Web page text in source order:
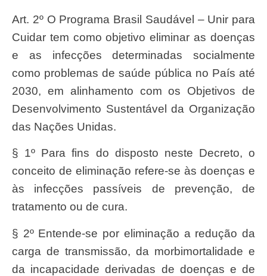
Art. 2º O Programa Brasil Saudável – Unir para
Cuidar tem como objetivo eliminar as doenças
e as infecções determinadas socialmente
como problemas de saúde pública no País até
2030, em alinhamento com os Objetivos de
Desenvolvimento Sustentável da Organização
das Nações Unidas.
§ 1º Para fins do disposto neste Decreto, o
conceito de eliminação refere-se às doenças e
às infecções passíveis de prevenção, de
tratamento ou de cura.
§ 2º Entende-se por eliminação a redução da
carga de transmissão, da morbimortalidade e
da incapacidade derivadas de doenças e de